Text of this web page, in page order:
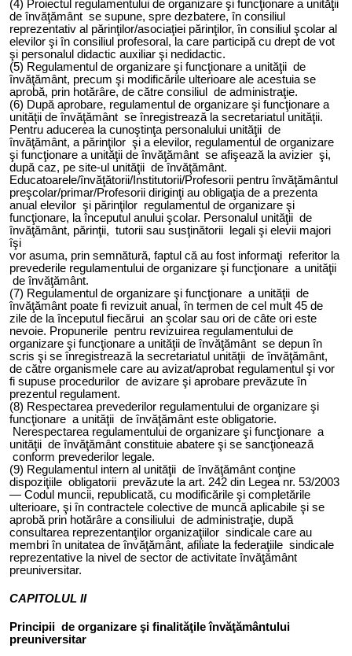
(4) Proiectul regulamentului de organizare şi funcţionare a unităţii
de învăţământ se supune, spre dezbatere, în consiliul
reprezentativ al părinţilor/asociaţiei părinţilor, în consiliul şcolar al
elevilor şi în consiliul profesoral, la care participă cu drept de vot
şi personalul didactic auxiliar şi nedidactic.
(5) Regulamentul de organizare şi funcţionare a unităţii de
învăţământ, precum şi modificările ulterioare ale acestuia se
aprobă, prin hotărâre, de către consiliul de administraţie.
(6) După aprobare, regulamentul de organizare şi funcţionare a
unităţii de învăţământ se înregistrează la secretariatul unităţii.
Pentru aducerea la cunoştinţa personalului unităţii de
învăţământ, a părinţilor şi a elevilor, regulamentul de organizare
şi funcţionare a unităţii de învăţământ se afişează la avizier şi,
după caz, pe site-ul unităţii de învăţământ.
Educatoarele/învăţătorii/Institutorii/Profesorii pentru învăţământul
preşcolar/primar/Profesorii diriginţi au obligaţia de a prezenta
anual elevilor şi părinţilor regulamentul de organizare şi
funcţionare, la începutul anului şcolar. Personalul unităţii de
învăţământ, părinţii, tutorii sau susţinătorii legali şi elevii majori
îşi
vor asuma, prin semnătură, faptul că au fost informaţi referitor la
prevederile regulamentului de organizare şi funcţionare a unităţii
de învăţământ.
(7) Regulamentul de organizare şi funcţionare a unităţii de
învăţământ poate fi revizuit anual, în termen de cel mult 45 de
zile de la începutul fiecărui an şcolar sau ori de câte ori este
nevoie. Propunerile pentru revizuirea regulamentului de
organizare şi funcţionare a unităţii de învăţământ se depun în
scris şi se înregistrează la secretariatul unităţii de învăţământ,
de către organismele care au avizat/aprobat regulamentul şi vor
fi supuse procedurilor de avizare şi aprobare prevăzute în
prezentul regulament.
(8) Respectarea prevederilor regulamentului de organizare şi
funcţionare a unităţii de învăţământ este obligatorie.
Nerespectarea regulamentului de organizare şi funcţionare a
unităţii de învăţământ constituie abatere şi se sancţionează
conform prevederilor legale.
(9) Regulamentul intern al unităţii de învăţământ conţine
dispoziţiile obligatorii prevăzute la art. 242 din Legea nr. 53/2003
— Codul muncii, republicată, cu modificările şi completările
ulterioare, şi în contractele colective de muncă aplicabile şi se
aprobă prin hotărâre a consiliului de administraţie, după
consultarea reprezentanţilor organizaţiilor sindicale care au
membri în unitatea de învăţământ, afiliate la federaţiile sindicale
reprezentative la nivel de sector de activitate învăţământ
preuniversitar.
CAPITOLUL II
Principii de organizare şi finalităţile învăţământului
preuniversitar